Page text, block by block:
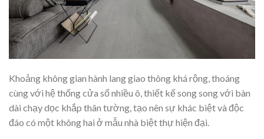
Khoảng không gian hành lang giao thông khá rộng, thoáng
cùng với hệ thống cửa sổ nhiều ô, thiết kế song song với bàn
dài chạy dọc khắp thân tường, tạo nên sự khác biệt và độc
đáo có một không hai ở mẫu nhà biệt thự hiện đại.